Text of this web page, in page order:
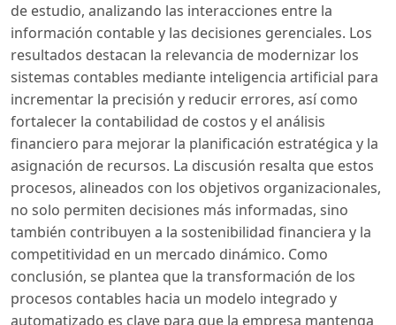
de estudio, analizando las interacciones entre la
información contable y las decisiones gerenciales. Los
resultados destacan la relevancia de modernizar los
sistemas contables mediante inteligencia artificial para
incrementar la precisión y reducir errores, así como
fortalecer la contabilidad de costos y el análisis
financiero para mejorar la planificación estratégica y la
asignación de recursos. La discusión resalta que estos
procesos, alineados con los objetivos organizacionales,
no solo permiten decisiones más informadas, sino
también contribuyen a la sostenibilidad financiera y la
competitividad en un mercado dinámico. Como
conclusión, se plantea que la transformación de los
procesos contables hacia un modelo integrado y
automatizado es clave para que la empresa mantenga